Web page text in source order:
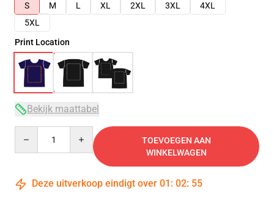
S
M L XL 2XL 3XL
4XL
5XL
Print Location
Bekijk maattabel
TOEVOEGEN AAN
WINKELWAGEN
Deze uitverkoop eindigt over 01 : 02: 54